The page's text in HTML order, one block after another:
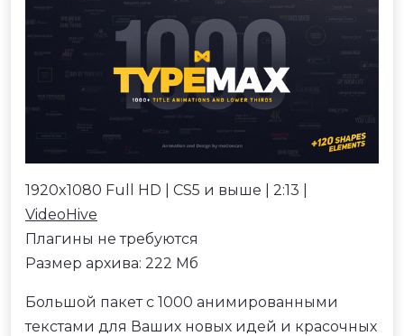
1920x1080 Full HD | CS5 и выше | 2:13 |
VideoHive
Плагины не требуются
Размер архива: 222 Мб
Большой пакет с 1000 анимированными
текстами для Ваших новых идей и красочных